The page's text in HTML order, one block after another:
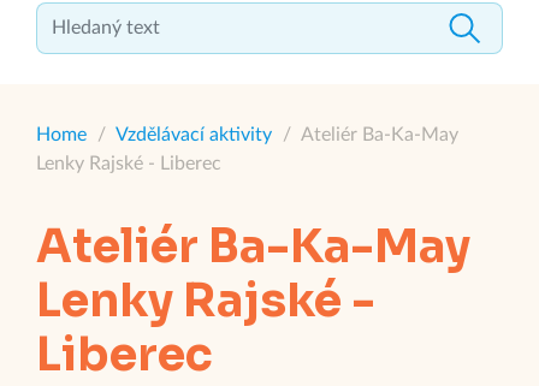
Zavřít menu
Home / Vzdělávací aktivity / Ateliér Ba-Ka-May
Lenky Rajské - Liberec
Ateliér Ba-Ka-May
Lenky Rajské -
Liberec